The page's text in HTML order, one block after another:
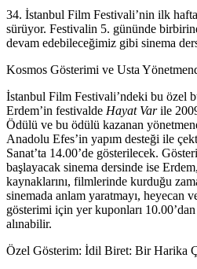
34. İstanbul Film Festivali’nin ilk
sürüyor. Festivalin 5. gününde
devam edebileceğimiz gibi sinema
Kosmos Gösterimi ve Usta
İstanbul Film Festivali’ndeki bu özel
Erdem’in festivalde Hayat Varile
Ödülü ve bu ödülü kazanan
Anadolu Efes’in yapım desteği ile
Sanat’ta 14.00’de gösterilecek.
başlayacak sinema dersinde ise
kaynaklarını, filmlerinde kurduğu
sinemada anlam yaratmayı, heyecan
gösterimi için yer kuponları
alınabilir.
Özel Gösterim: İdil Biret: Bir Harika